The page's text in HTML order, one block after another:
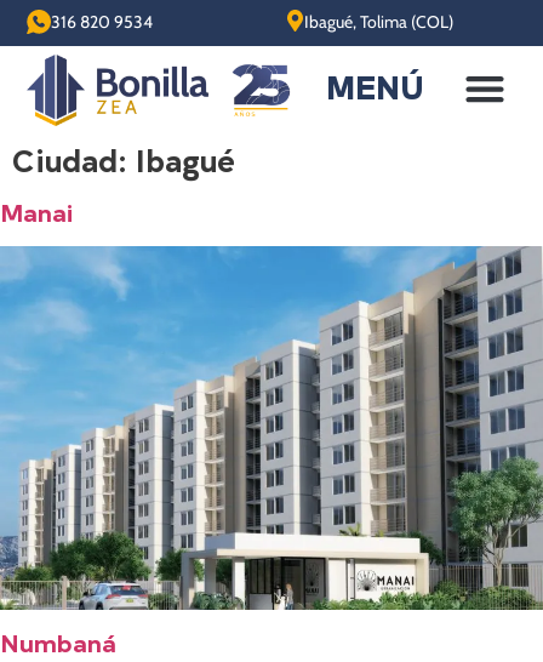
316 820 9534 Ibagué, Tolima (COL)
MENÚ
Ciudad: Ibagué
Manai
Numbaná